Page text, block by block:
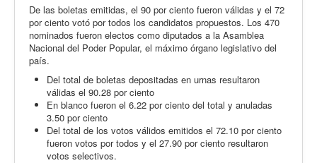
De las boletas emitidas, el 90 por ciento fueron válidas y el 72
por ciento votó por todos los candidatos propuestos. Los 470
nominados fueron electos como diputados a la Asamblea
Nacional del Poder Popular, el máximo órgano legislativo del
país.
Del total de boletas depositadas en urnas resultaron
válidas el 90.28 por ciento
En blanco fueron el 6.22 por ciento del total y anuladas
3.50 por ciento
Del total de los votos válidos emitidos el 72.10 por ciento
fueron votos por todos y el 27.90 por ciento resultaron
votos selectivos.